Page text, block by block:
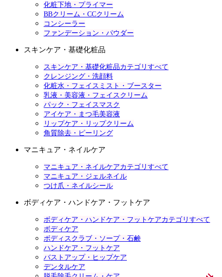
化粧下地・プライマー
BBクリーム・CCクリーム
コンシーラー
ファンデーション・パウダー
スキンケア・基礎化粧品
スキンケア・基礎化粧品カテゴリすべて
クレンジング・洗顔料
化粧水・フェイスミスト・ブースター
乳液・美容液・フェイスクリーム
パック・フェイスマスク
アイケア・まつ毛美容液
リップケア・リップクリーム
角質除去・ピーリング
マニキュア・ネイルケア
マニキュア・ネイルケアカテゴリすべて
マニキュア・ジェルネイル
つけ爪・ネイルシール
ボディケア・ハンドケア・フットケア
ボディケア・ハンドケア・フットケアカテゴリすべて
ボディケア
ボディスクラブ・ソープ・石鹸
ハンドケア・フットケア
バストアップ・ヒップケア
デンタルケア